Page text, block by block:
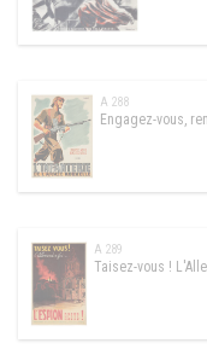
A 288
Engagez-vous,
A 289
Taisez-vous !